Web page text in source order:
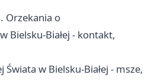
Orzekania o
Bielsku-Białej - kontakt,
w Bielsku-Białej - msze,